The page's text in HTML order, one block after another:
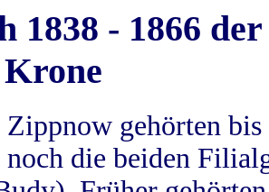
1838 - 1866
gehörten
die beiden